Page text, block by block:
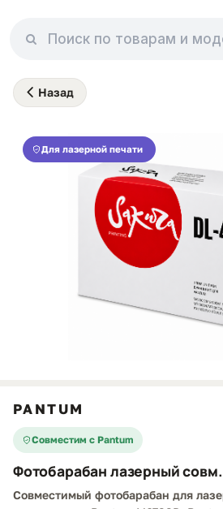
Назад
Для лазерной печати
PANTUM
Совместим с Pantum
Фотобарабан лазерный
Совместимый фотобарабан для